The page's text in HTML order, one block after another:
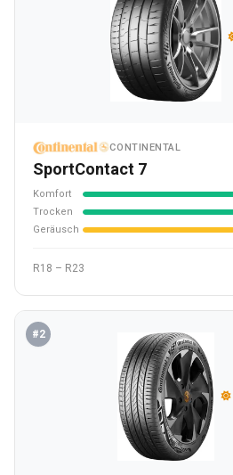
CONTINENTAL
SportContact 7
Komfort
Trocken
Geräusch
R18 – R23
#2